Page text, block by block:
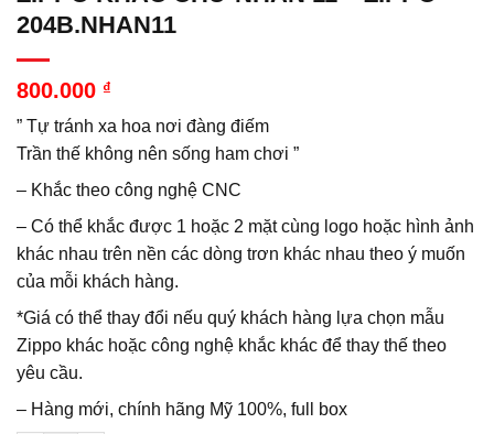
204B.NHAN11
800.000 ₫
” Tự tránh xa hoa nơi đàng điếm
Trần thế không nên sống ham chơi ”
– Khắc theo công nghệ CNC
– Có thể khắc được 1 hoặc 2 mặt cùng logo hoặc hình ảnh
khác nhau trên nền các dòng trơn khác nhau theo ý muốn
của mỗi khách hàng.
*Giá có thể thay đổi nếu quý khách hàng lựa chọn mẫu
Zippo khác hoặc công nghệ khắc khác để thay thế theo
yêu cầu.
– Hàng mới, chính hãng Mỹ 100%, full box